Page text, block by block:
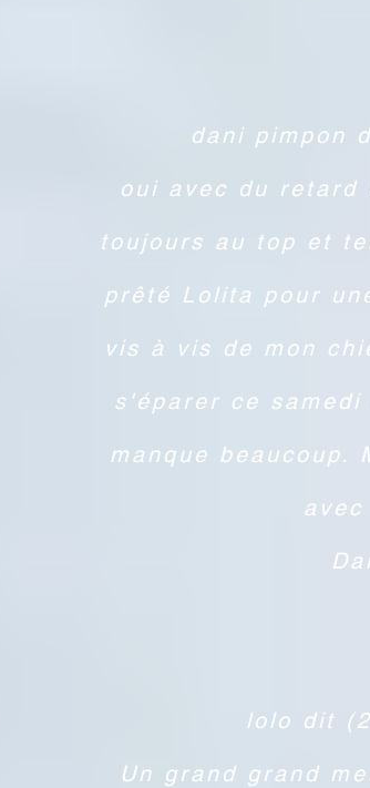
dani pimpon
oui avec du retard
toujours au top et
prêté Lolita pour
vis à vis de mon
s'éparer ce
manque
lolo dit
Un grand grand